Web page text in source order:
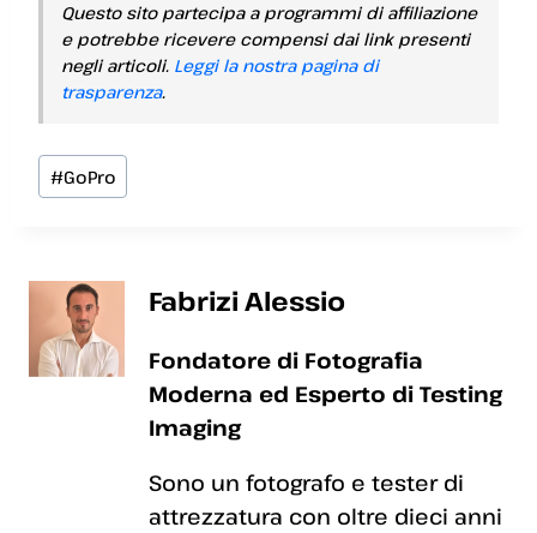
Questo sito partecipa a programmi di affiliazione
e potrebbe ricevere compensi dai link presenti
negli articoli. Leggi la nostra pagina di
trasparenza.
Tag
articolo:
#GoPro
Fabrizi Alessio
Fondatore di Fotografia
Moderna ed Esperto di Testing
Imaging
Sono un fotografo e tester di
attrezzatura con oltre dieci anni